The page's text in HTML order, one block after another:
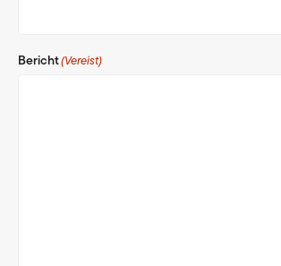
Bericht(Vereist)